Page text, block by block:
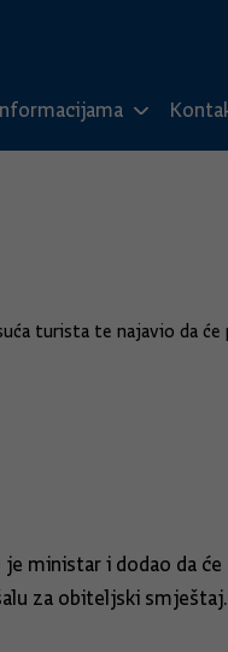
turista te najavio da
ministar i dodao da
za obiteljski smještaj.